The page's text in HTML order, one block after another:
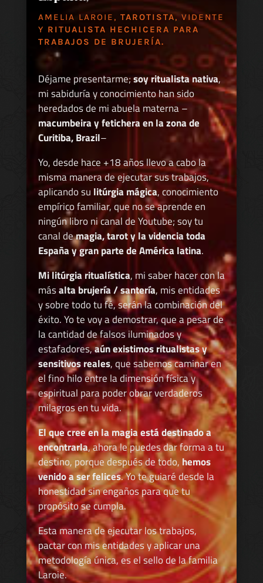
AMELIA LAROIE, TAROTISTA, VIDENTE
Y RITUALISTA HECHICERA PARA
TRABAJOS DE BRUJERÍA.
Déjame presentarme;soy ritualista nativa,
mi sabiduría y conocimiento han sido
heredados de mi abuela materna –
macumbeira y fetichera en la zona de
Curitiba, Brazil–
Yo, desde hace +18 años llevo a cabo la
misma manera de ejecutar sus trabajos,
aplicando su litúrgia mágica, conocimiento
empírico familiar, que no se aprende en
ningún libro ni canal de Youtube; soy tu
canal demagia, tarot y la videncia toda
España y gran parte de América latina.
Mi litúrgia ritualística, mi saber hacer con la
másalta brujería / santería, mis entidades
y sobre todo tu fé, serán la combinación del
éxito. Yo te voy a demostrar, que a pesar de
la cantidad de falsos iluminados y
estafadores,aún existimos ritualistas y
sensitivos reales, que sabemos caminar en
el fino hilo entre la dimensión física y
espiritual para poder obrar verdaderos
milagros en tu vida.
El que cree en la magia está destinado a
encontrarla, ahora le puedes dar forma a tu
destino, porque después de todo, hemos
venido a ser felices. Yo te guiaré desde la
honestidad sin engaños para que tu
propósito se cumpla.
Esta manera de ejecutar los trabajos,
pactar con mis entidades y aplicar una
metodología única, es el sello de la familia
Laroie.